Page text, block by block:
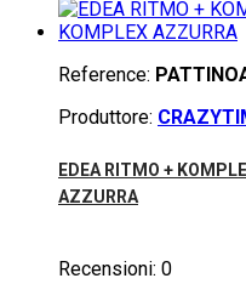
Reference:
Produttore:
EDEA RITMO +
AZZURRA
Recensioni: 0